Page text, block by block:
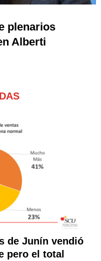
plenarios
Alberti
de Junín vendió
pero el total